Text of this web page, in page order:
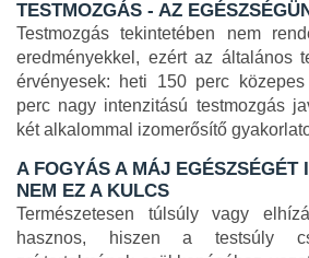
TESTMOZGÁS - AZ
Testmozgás tekintetében nem
eredményekkel, ezért az általános
érvényesek: heti 150 perc
perc nagy intenzitású testmozgás
két alkalommal izomerősítő
A FOGYÁS A MÁJ EGÉSZSÉGÉT
NEM EZ A KULCS
Természetesen túlsúly vagy
hasznos, hiszen a testsúly